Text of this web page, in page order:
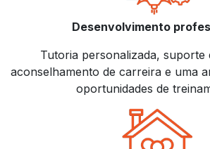
Desenvolvimento
Tutoria personalizada, suporte
aconselhamento de carreira e uma
oportunidades de